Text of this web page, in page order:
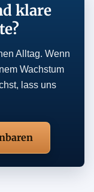
klare
Alltag. Wenn
Wachstum
lass uns